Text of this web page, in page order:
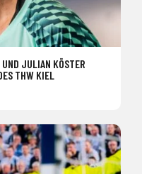
JULIAN KÖSTER
THW KIEL